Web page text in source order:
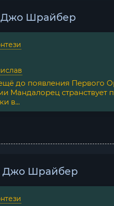
Джо Шрайбер
до появления Первого
Мандалорец странствует
в...
Джо Шрайбер